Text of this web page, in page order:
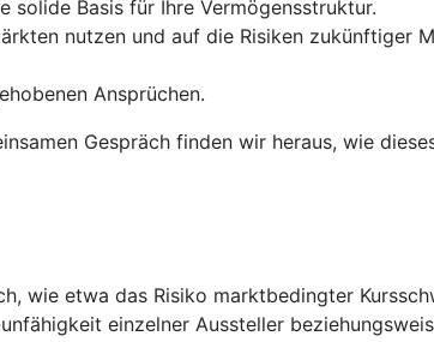
solide Basis für Ihre Vermögensstruktur.
nutzen und auf die Risiken zukünftiger
Ansprüchen.
Gespräch finden wir heraus, wie
wie etwa das Risiko marktbedingter
einzelner Aussteller